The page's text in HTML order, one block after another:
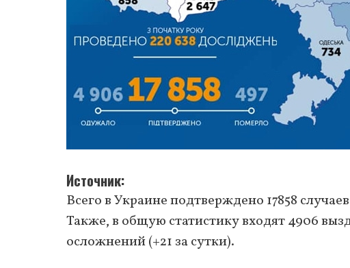
Источник
Всего в Украине подтверждено 17858
Также, в общую статистику входят 4906
осложнений (+21 за сутки).